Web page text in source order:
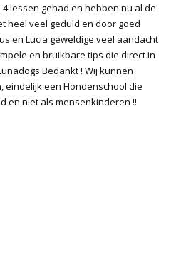
lessen gehad en hebben nu al de
heel veel geduld en door goed
en Lucia geweldige veel aandacht
en bruikbare tips die direct in
Bedankt ! Wij kunnen
eindelijk een Hondenschool die
en niet als mensenkinderen !!